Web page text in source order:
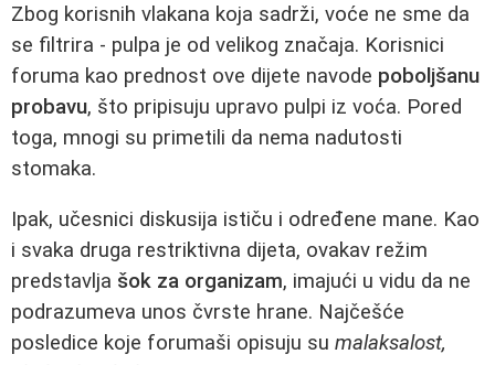
Zbog korisnih vlakana koja sadrži, voće ne sme da
se filtrira - pulpa je od velikog značaja. Korisnici
foruma kao prednost ove dijete navode poboljšanu
probavu, što pripisuju upravo pulpi iz voća. Pored
toga, mnogi su primetili da nema nadutosti
stomaka.
Ipak, učesnici diskusija ističu i određene mane. Kao
i svaka druga restriktivna dijeta, ovakav režim
predstavlja šok za organizam, imajući u vidu da ne
podrazumeva unos čvrste hrane. Najčešće
posledice koje forumaši opisuju su malaksalost,